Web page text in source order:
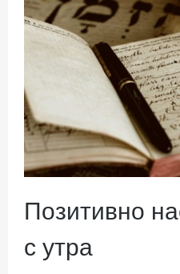
Позитивно
с утра